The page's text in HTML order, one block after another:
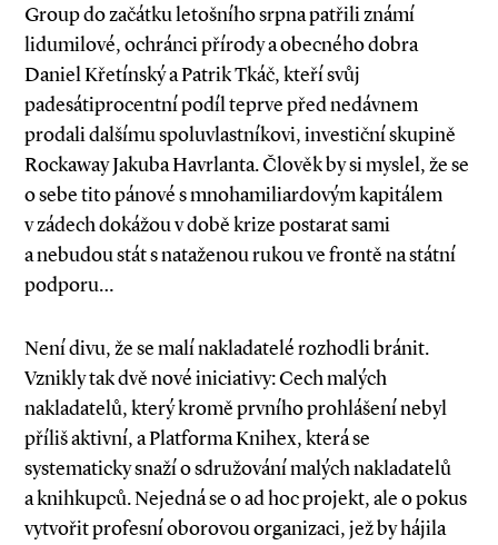
Group do začátku letošního srpna patřili známí
lidumilové, ochránci přírody a obecného dobra
Daniel Křetínský a Patrik Tkáč, kteří svůj
padesátiprocentní podíl teprve před nedávnem
prodali dalšímu spoluvlastníkovi, investiční skupině
Rockaway Jakuba Havrlanta. Člověk by si myslel, že se
o sebe tito pánové s mnohamiliardovým kapitálem
v zádech dokážou v době krize postarat sami
a nebudou stát s nataženou rukou ve frontě na státní
podporu…
Není divu, že se malí nakladatelé rozhodli bránit.
Vznikly tak dvě nové iniciativy: Cech malých
nakladatelů, který kromě prvního prohlášení nebyl
příliš aktivní, a Platforma Knihex, která se
systematicky snaží o sdružování malých nakladatelů
a knihkupců. Nejedná se o ad hoc projekt, ale o pokus
vytvořit profesní oborovou organizaci, jež by hájila